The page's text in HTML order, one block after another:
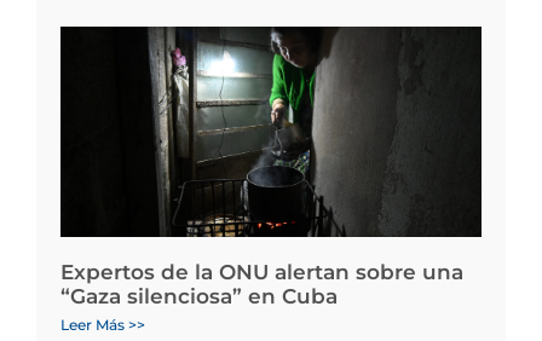
Expertos de la ONU alertan sobre una
“Gaza silenciosa” en Cuba
Leer Más >>